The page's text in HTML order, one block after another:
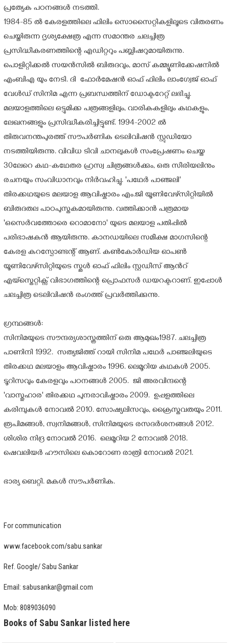
പ്രത്യേക പഠനങ്ങൾ നടത്തി.
1984-85 ൽ കേരളത്തിലെ ഫിലിം സൊസൈറ്റികളിലൂടെ വിതരണം
ചെയ്തിരുന്ന ദൃശ്യക്ഷേത്ര എന്ന സമാന്തര ചലച്ചിത്ര
പ്രസിദ്ധീകരണത്തിന്റെ എഡിറ്ററും പബ്ലിഷറുമായിരുന്നു.
പൊളിറ്റിക്കൽ സയൻസിൽ ബിരുദവും, മാസ് കമ്മ്യൂണിക്കേഷനിൽ
എംബിഎ യും നേടി. ദി ‌‌ഫോർമേഷൻ ഓഫ് ഫിലിം ലാംഗ്വേജ് ഓഫ്
വേൾഡ് സിനിമ എന്ന പ്രബന്ധത്തിന് ഡോക്ടറേറ്റ് ലഭിച്ചു.
മലയാളത്തിലെ ഒട്ടുമിക്ക പത്രങ്ങളിലും, വാരികകളിലും കഥകളും,
ലേഖനങ്ങളും പ്രസിദ്ധീകരിച്ചിട്ടുണ്ട്. 1994-2002 ൽ
തിരുവനന്തപുരത്ത് സൗപർണിക ടെലിവിഷൻ സ്റ്റുഡിയോ
നടത്തിയിരുന്നു. വിവിധ ടിവി ചാനലുകൾ സംപ്രേഷണം ചെയ്ത
30ലേറെ കഥ-കഥേതര ഹ്രസ്വ ചിത്രങ്ങൾക്കും, ഒരു സീരിയലിനും
രചനയും സംവിധാനവും നിർവഹിച്ചു. 'പഥേർ പാഞ്ജലി'
തിരക്കഥയുടെ മലയാള ആവിഷ്കാരം എം.ജി യൂണിവേഴ്സിറ്റിയിൽ
ബിരുദതല പാഠപുസ്തകമായിരുന്നു. വത്തിക്കാൻ പത്രമായ
'ഒസെർവത്തോരെ റൊമാനോ' യുടെ മലയാള പതിപ്പിൽ
പരിഭാഷകൻ ആയിരുന്നു. കാനഡയിലെ സമീക്ഷ മാഗസിന്റെ
കേരള കറസ്പോണ്ടന്റ് ആണ്. കൺകോർഡിയ ഓപൺ
യൂണിവേഴ്സിറ്റിയുടെ സ്കൂൾ ഓഫ് ഫിലിം സ്റ്റഡീസ് ആൻറ്
എയ്സ്തെറ്റിക്സ് വിഭാഗത്തിന്റെ പ്രൊഫസർ ഡയറക്ടറാണ്. ഇപ്പോൾ
ചലച്ചിത്ര ടെലിവിഷൻ രംഗത്ത് പ്രവർത്തിക്കുന്നു.
ഗ്രന്ഥങ്ങൾ:
സിനിമയുടെ സൗന്ദര്യശാസ്ത്രത്തിന് ഒരു ആമുഖം1987. ചലച്ചിത്ര
പാണിനി 1992. സത്യജിത്ത് റായി സിനിമ പഥേർ പാഞ്ജലിയുടെ
തിരക്കഥ മലയാളം ആവിഷ്കാരം 1996. ലെമൂറിയ കഥകൾ 2005.
ടൂറിസവും കേരളവും പഠനങ്ങൾ 2005. ജി അരവിന്ദന്റെ
'വാസ്തുഹാര' തിരക്കഥ പുനരാവിഷ്കാരം 2009. ഉപ്പളത്തിലെ
കരിമ്പുകൾ നോവൽ 2010. സോഷ്യലിസവും, ക്രൈസ്തവതയും 2011.
രൂപിമങ്ങൾ, സ്വനിമങ്ങൾ, സിനിമയുടെ രസദർശനങ്ങൾ 2012.
ശിശിര നിദ്ര നോവൽ 2016. ലെമൂറിയ 2 നോവൽ 2018.
ഷെവലിയർ ഹൗസിലെ കൊറോണ രാത്രി നോവൽ 2021.
ഭാര്യ ബെറ്റി. മകൾ സൗപർണിക.
For communication
www.facebook.com/sabu.sankar
Ref. Google/ Sabu Sankar
Email: sabusankar@gmail.com
Mob: 8089036090
Books of Sabu Sankar listed here